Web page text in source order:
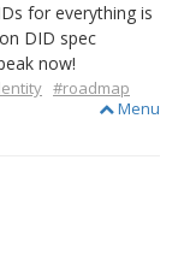
for everything is
DID spec
now!
#roadmap
Menu